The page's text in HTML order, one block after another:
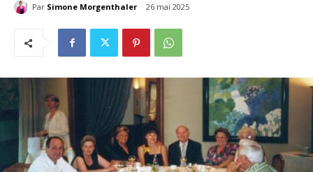
Par Simone Morgenthaler 26 mai 2025